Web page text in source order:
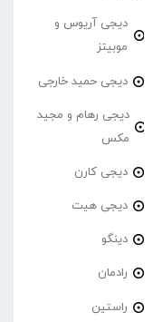
دیجی آریوس و
موبیتز
دیجی حمید خارجی
دیجی رهام و مجید
مکس
دیجی کارن
دیجی هیت
دینگو
رادمان
راستین